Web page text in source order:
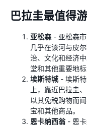
巴拉圭最值得
亚松森 - 亚松森
几乎在该河与皮
治、文化和经济
堂和其他重要地标
埃斯特城- 埃斯特
上，靠近巴拉圭
以其免税购物而
宝和其他商品。
恩卡纳西翁 - 恩